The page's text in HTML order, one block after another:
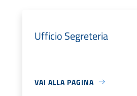
Ufficio Segreteria
VAI ALLA PAGINA